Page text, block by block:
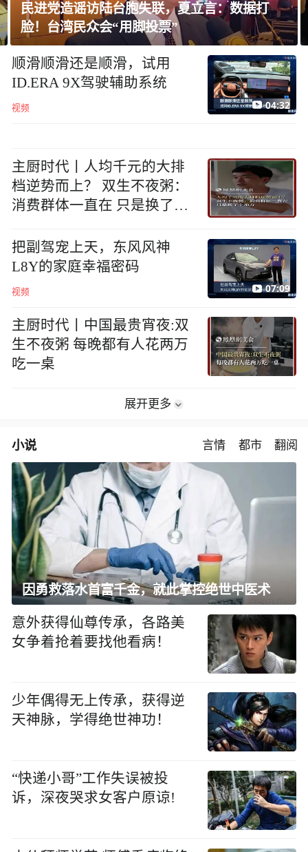
民进党造谣访陆台胞失联，夏立言：数据打
脸！台湾民众会“用脚投票”
顺滑顺滑还是顺滑，试用
ID.ERA 9X驾驶辅助系统
视频 04:32
主厨时代丨人均千元的大排
档逆势而上？ 双生不夜粥：
消费群体一直在 只是换了个
把副驾宠上天，东风风神
L8Y的家庭幸福密码
视频 07:09
主厨时代丨中国最贵宵夜:双
生不夜粥 每晚都有人花两万
吃一桌
展开更多
小说 言情 都市 翻阅
因勇救落水首富千金，就此掌控绝世中医术
意外获得仙尊传承，各路美
女争着抢着要找他看病！
少年偶得无上传承，获得逆
天神脉，学得绝世神功！
“快递小哥”工作失误被投
诉，深夜哭求女客户原谅!